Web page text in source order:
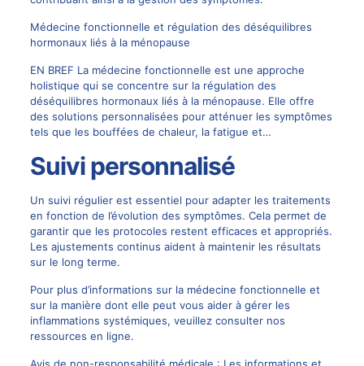
Médecine fonctionnelle et régulation des déséquilibres
hormonaux liés à la ménopause
EN BREF La médecine fonctionnelle est une approche
holistique qui se concentre sur la régulation des
déséquilibres hormonaux liés à la ménopause. Elle offre
des solutions personnalisées pour atténuer les symptômes
tels que les bouffées de chaleur, la fatigue et…
Suivi personnalisé
Un suivi régulier est essentiel pour adapter les traitements
en fonction de l’évolution des symptômes. Cela permet de
garantir que les protocoles restent efficaces et appropriés.
Les ajustements continus aident à maintenir les résultats
sur le long terme.
Pour plus d’informations sur la médecine fonctionnelle et
sur la manière dont elle peut vous aider à gérer les
inflammations systémiques, veuillez consulter nos
ressources en ligne.